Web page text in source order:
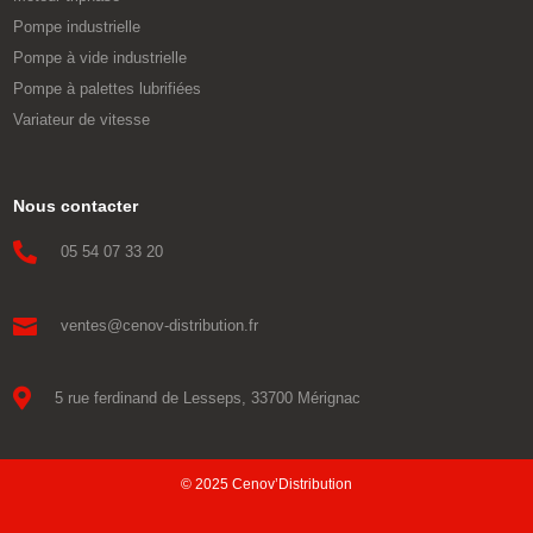
Pompe industrielle
Pompe à vide industrielle
Pompe à palettes lubrifiées
Variateur de vitesse
Nous contacter
 05 54 07 33 20
 ventes@cenov-distribution.fr
 5 rue ferdinand de Lesseps, 33700 Mérignac
© 2025 Cenov’Distribution